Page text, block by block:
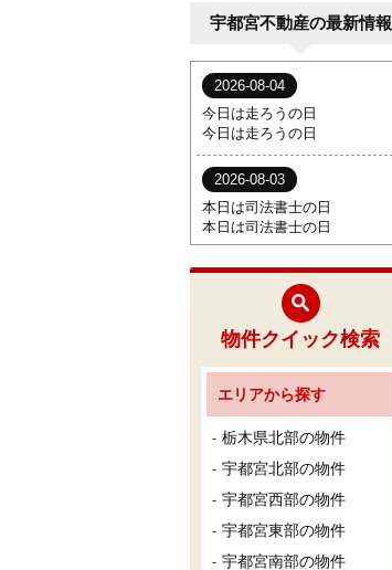
宇都宮不動産の最新情報
物件クイック検索
エリアから探す
栃木県北部の物件
宇都宮北部の物件
宇都宮西部の物件
宇都宮東部の物件
宇都宮南部の物件